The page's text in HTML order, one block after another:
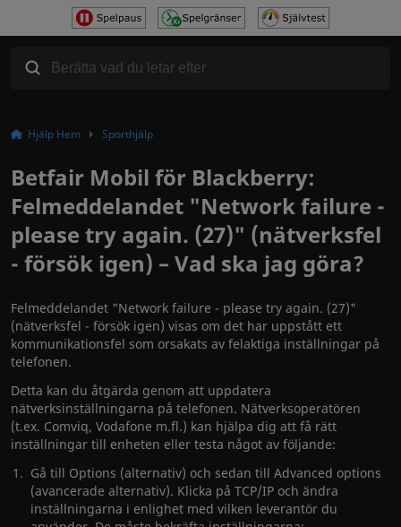
Hjälp Hem Sporthjälp
Betfair Mobil för Blackberry:
Felmeddelandet "Network failure -
please try again. (27)" (nätverksfel
- försök igen) – Vad ska jag göra?
Felmeddelandet "Network failure - please try again. (27)"
(nätverksfel - försök igen) visas om det har uppstått ett
kommunikationsfel som orsakats av felaktiga inställningar på
telefonen.
Detta kan du åtgärda genom att uppdatera
nätverksinställningarna på telefonen. Nätverksoperatören
(t.ex. Comviq, Vodafone m.fl.) kan hjälpa dig att få rätt
inställningar till enheten eller testa något av följande:
Gå till Options (alternativ) och sedan till Advanced options
(avancerade alternativ). Klicka på TCP/IP och ändra
inställningarna i enlighet med vilken leverantör du